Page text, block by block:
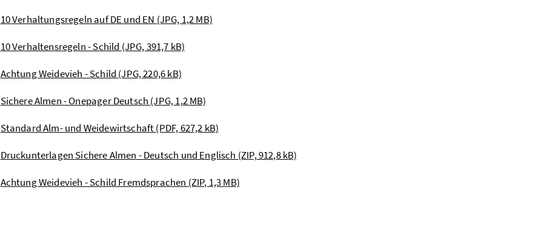
10 Verhaltungsregeln auf DE und EN (JPG, 1,2 MB)
10 Verhaltensregeln - Schild (JPG, 391,7 kB)
Achtung Weidevieh - Schild (JPG, 220,6 kB)
Sichere Almen - Onepager Deutsch (JPG, 1,2 MB)
Standard Alm- und Weidewirtschaft (PDF, 627,2 kB)
Druckunterlagen Sichere Almen - Deutsch und Englisch (ZIP, 912,8 kB)
Achtung Weidevieh - Schild Fremdsprachen (ZIP, 1,3 MB)